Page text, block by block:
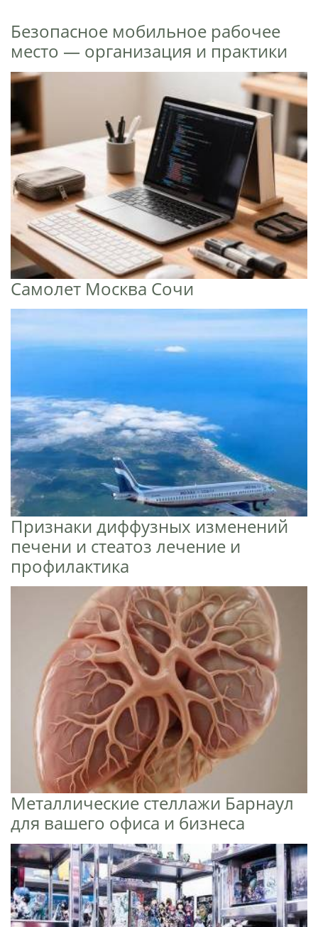
Безопасное мобильное рабочее
место — организация и практики
Самолет Москва Сочи
Признаки диффузных изменений
печени и стеатоз лечение и
профилактика
Металлические стеллажи Барнаул
для вашего офиса и бизнеса